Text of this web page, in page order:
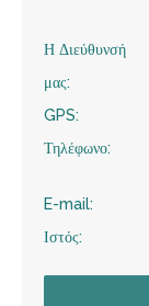
Η Διεύθυνσή
μας:
GPS:
Τηλέφωνο:
E-mail:
Ιστός: